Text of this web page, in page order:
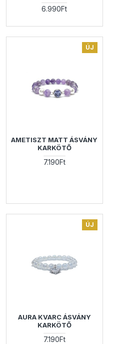
6.990Ft
ÚJ
AMETISZT MATT ÁSVÁNY
KARKÖTŐ
7.190Ft
ÚJ
AURA KVARC ÁSVÁNY
KARKÖTŐ
7.190Ft